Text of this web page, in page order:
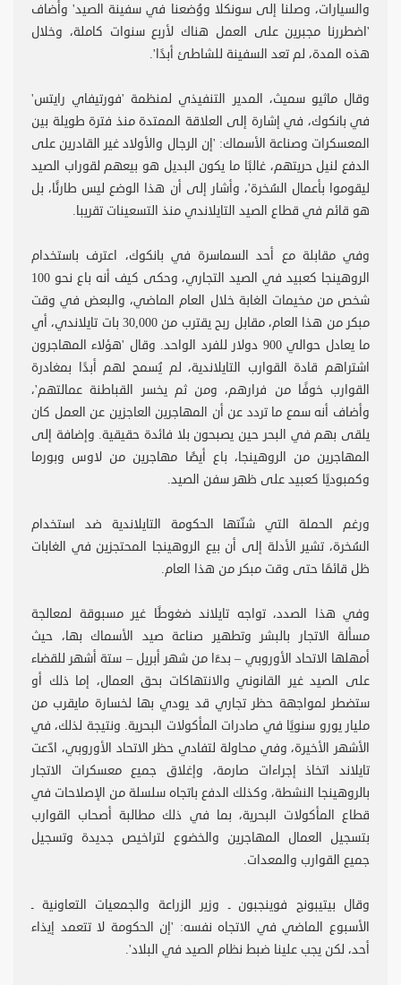
والسيارات، وصلنا إلى سونكلا ووُضعنا في سفينة الصيد' وأضاف
'اضطررنا مجبرين على العمل هناك لأربع سنوات كاملة، وخلال
هذه المدة، لم تعد السفينة للشاطئ أبدًا'.
وقال ماثيو سميث، المدير التنفيذي لمنظمة 'فورتيفاي رايتس'
في بانكوك، في إشارة إلى العلاقة الممتدة منذ فترة طويلة بين
المعسكرات وصناعة الأسماك: 'إن الرجال والأولاد غير القادرين على
الدفع لنيل حريتهم، غالبًا ما يكون البديل هو بيعهم لقوراب الصيد
ليقوموا بأعمال السُخرة'، وأشار إلى أن هذا الوضع ليس طارئًا، بل
هو قائم في قطاع الصيد التايلاندي منذ التسعينات تقريبا.
وفي مقابلة مع أحد السماسرة في بانكوك، اعترف باستخدام
الروهينجا كعبيد في الصيد التجاري، وحكى كيف أنه باع نحو 100
شخص من مخيمات الغابة خلال العام الماضي، والبعض في وقت
مبكر من هذا العام، مقابل ربح يقترب من 30,000 بات تايلاندي، أي
ما يعادل حوالي 900 دولار للفرد الواحد. وقال 'هؤلاء المهاجرون
اشتراهم قادة القوارب التايلاندية، لم يُسمح لهم أبدًا بمغادرة
القوارب خوفًا من فرارهم، ومن ثم يخسر القباطنة عمالتهم'،
وأضاف أنه سمع ما تردد عن أن المهاجرين العاجزين عن العمل كان
يلقى بهم في البحر حين يصبحون بلا فائدة حقيقية. وإضافة إلى
المهاجرين من الروهينجا، باع أيضًا مهاجرين من لاوس وبورما
وكمبوديًا كعبيد على ظهر سفن الصيد.
ورغم الحملة التي شنّتها الحكومة التايلاندية ضد استخدام
السُخرة، تشير الأدلة إلى أن بيع الروهينجا المحتجزين في الغابات
ظل قائمًا حتى وقت مبكر من هذا العام.
وفي هذا الصدد، تواجه تايلاند ضغوطًا غير مسبوقة لمعالجة
مسألة الاتجار بالبشر وتطهير صناعة صيد الأسماك بها، حيث
أمهلها الاتحاد الأوروبي – بدءًا من شهر أبريل – ستة أشهر للقضاء
على الصيد غير القانوني والانتهاكات بحق العمال، إما ذلك أو
ستضطر لمواجهة حظر تجاري قد يودي بها لخسارة مايقرب من
مليار يورو سنويًا في صادرات المأكولات البحرية. ونتيجة لذلك، في
الأشهر الأخيرة، وفي محاولة لتفادي حظر الاتحاد الأوروبي، ادّعت
تايلاند اتخاذ إجراءات صارمة، وإغلاق جميع معسكرات الاتجار
بالروهينجا النشطة، وكذلك الدفع باتجاه سلسلة من الإصلاحات في
قطاع المأكولات البحرية، بما في ذلك مطالبة أصحاب القوارب
بتسجيل العمال المهاجرين والخضوع لتراخيص جديدة وتسجيل
جميع القوارب والمعدات.
وقال بيتيبونج فوينجبون ـ وزير الزراعة والجمعيات التعاونية ـ
الأسبوع الماضي في الاتجاه نفسه: 'إن الحكومة لا تتعمد إيذاء
أحد، لكن يجب علينا ضبط نظام الصيد في البلاد'.